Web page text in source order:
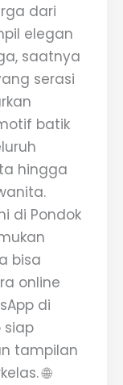
dari
elegan
saatnya
serasi
batik
hingga
di Pondok
bisa
online
di
siap
tampilan
🌐